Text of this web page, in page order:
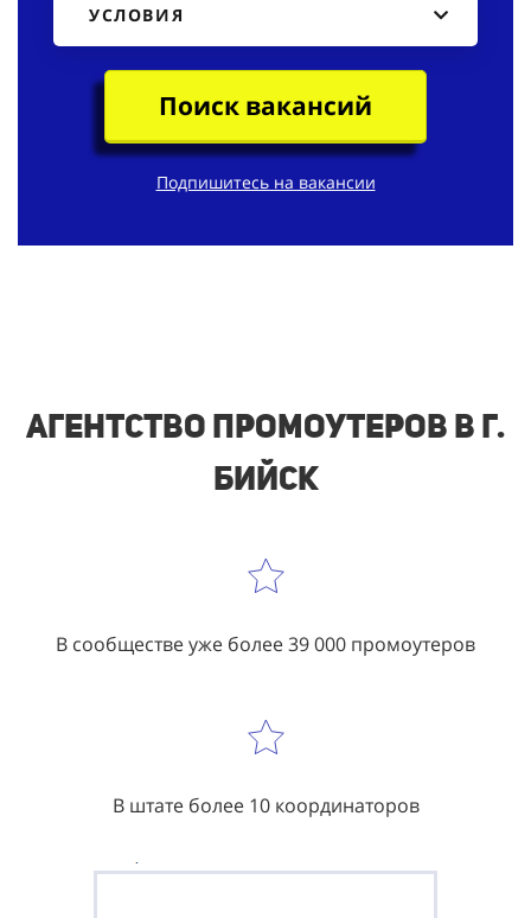
УСЛОВИЯ
Поиск вакансий
Подпишитесь на вакансии
Агентство промоутеров в г.
Бийск
В сообществе уже более 39 000 промоутеров
В штате более 10 координаторов